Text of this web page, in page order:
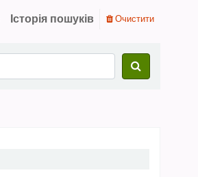
Історія пошуків Очистити